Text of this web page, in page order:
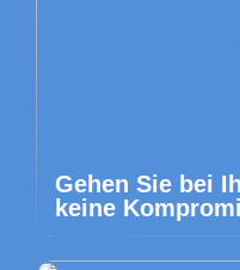
Gehen Sie bei
keine